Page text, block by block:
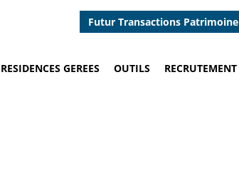
Futur Transactions Patrimoine
GEREES OUTILS RECRUTEMENT